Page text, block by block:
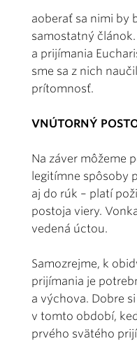
aoberať sa nimi by
samostatný
a prijímania
sme sa z nich
prítomnosť.
VNÚTORNÝ
Na záver môžeme
legitímne spôsoby
aj do rúk – platí
postoja viery.
vedená úctou.
Samozrejme, k
prijímania je
a výchova. Dobre
v tomto období,
prvého svätého